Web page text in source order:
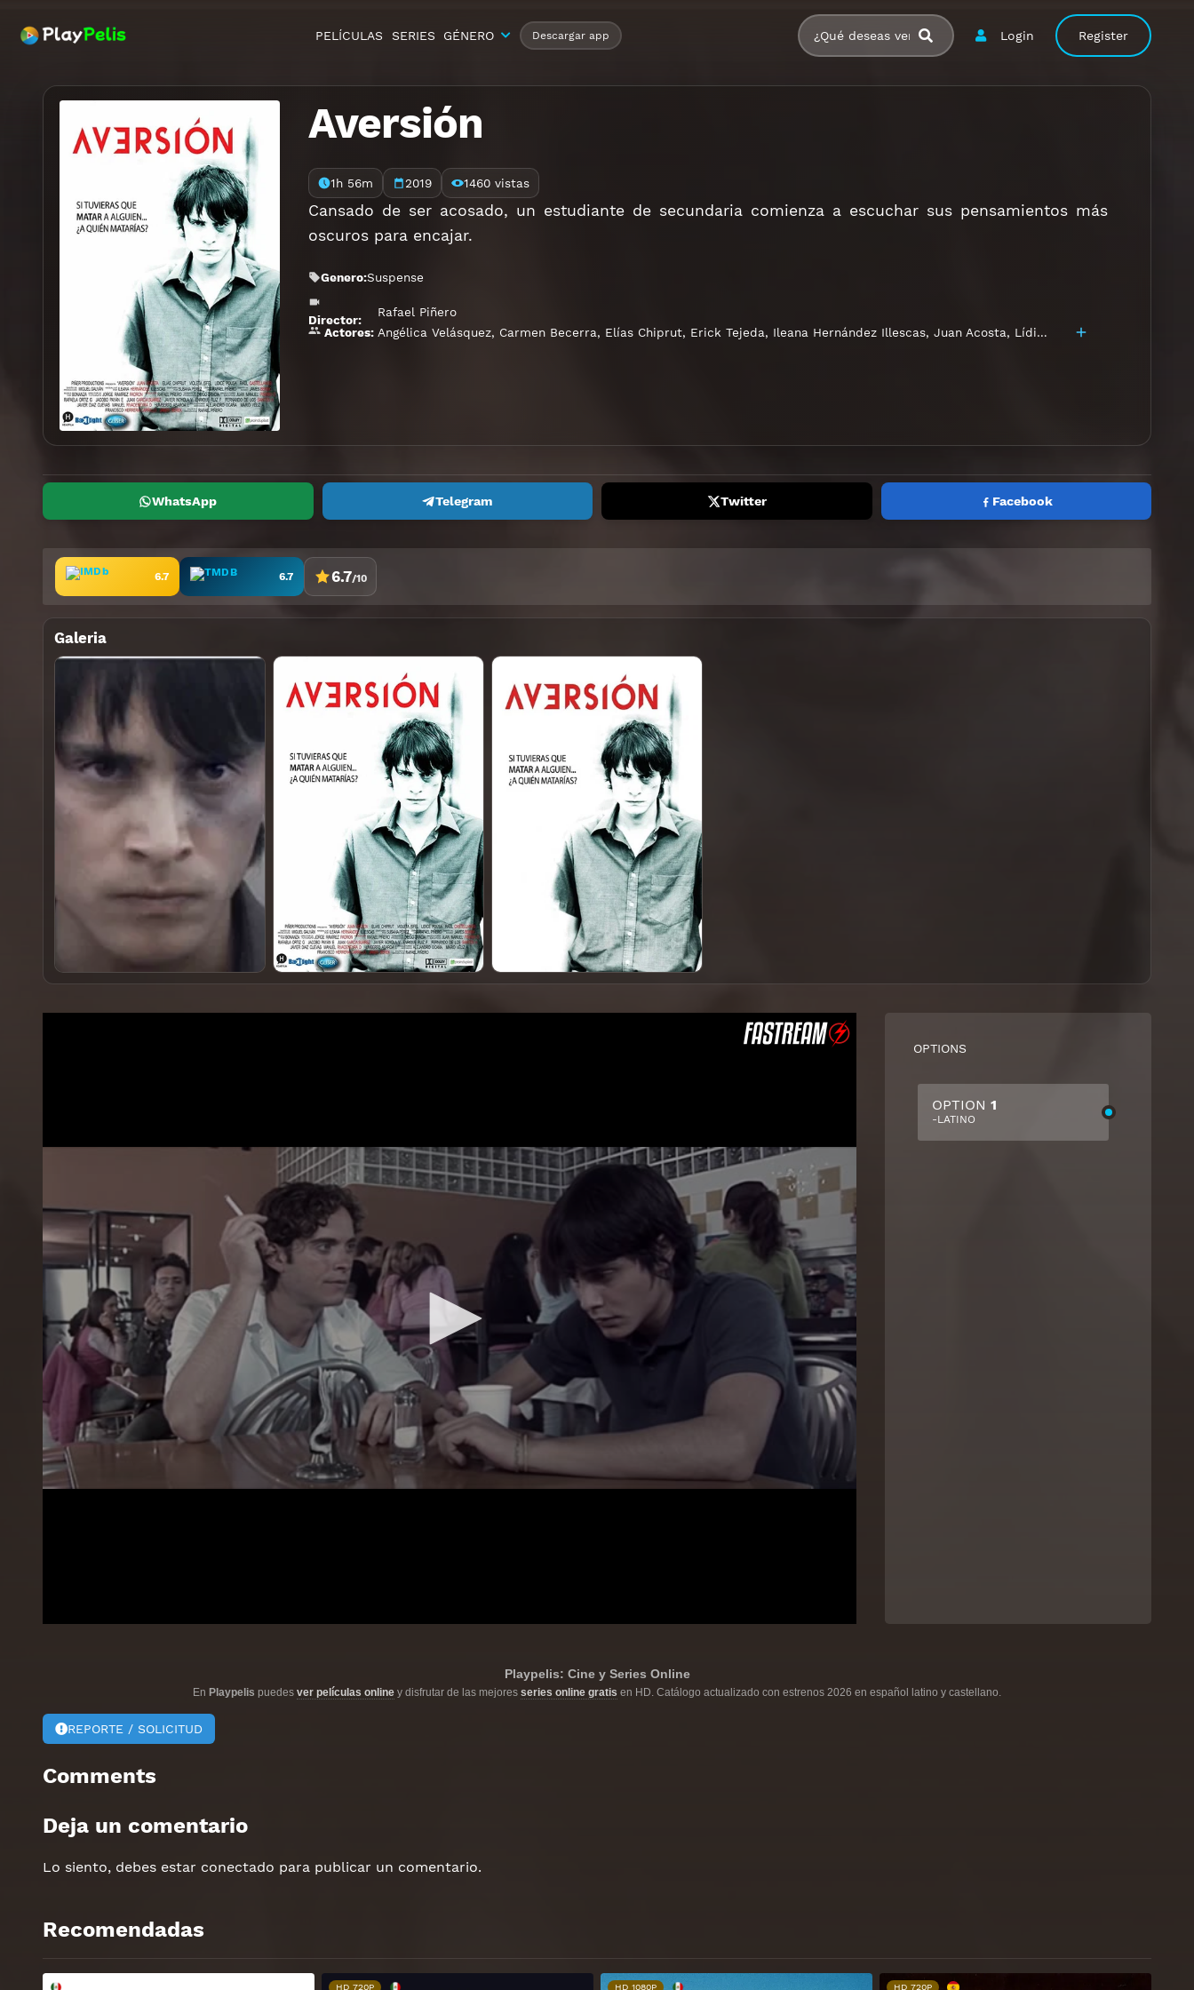
Login Register
PELÍCULAS SERIES GÉNERO Descargar app
Aversión
1h 56m 2019 1460 vistas
Cansado de ser acosado, un estudiante de secundaria comienza a escuchar sus pensamientos más
oscuros para encajar.
Genero:Suspense
Director:
Rafael Piñero
Actores: Angélica Velásquez, Carmen Becerra, Elías Chiprut, Erick Tejeda, Ileana Hernández Illescas, Juan Acosta, Lídice Pousa
WhatsApp Telegram Twitter Facebook
6.7 6.7 6.7/10
Galeria
OPTIONS
OPTION 1
-LATINO
Playpelis: Cine y Series Online
En Playpelis puedes ver películas online y disfrutar de las mejores series online gratis en HD. Catálogo actualizado con estrenos 2026 en español latino y castellano.
REPORTE / SOLICITUD
Comments
Deja un comentario
Lo siento, debes estar conectado para publicar un comentario.
Recomendadas
HD 720P HD 1080P HD 720P